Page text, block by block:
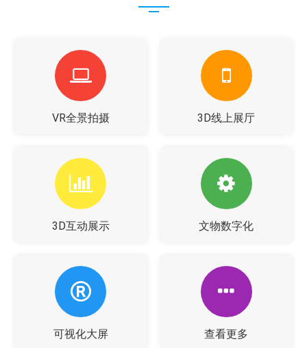
VR全景拍摄 3D线上展厅
3D互动展示 文物数字化
可视化大屏 查看更多